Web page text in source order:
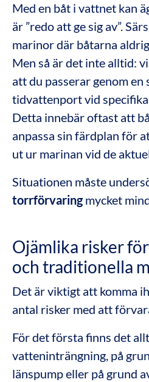
Med en båt i vattnet kan
är ”redo att ge sig av”.
marinor där båtarna
Men så är det inte alltid:
att du passerar genom en
tidvattenport vid
Detta innebär oftast att
anpassa sin färdplan för
ut ur marinan vid de
Situationen måste
torrförvaringmycket
Ojämlika risker
och traditionella
Det är viktigt att komma
antal risker med att
För det första finns det
vatteninträngning, på
länspump eller på grund